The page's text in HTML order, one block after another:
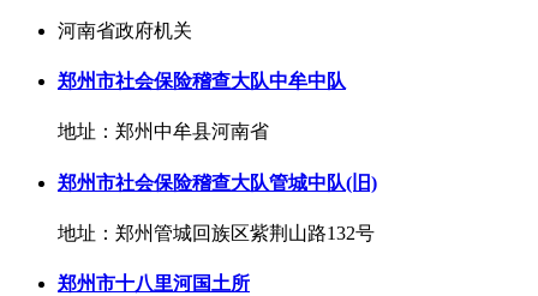
河南省政府机关
郑州市社会保险稽查大队中牟中队
地址：郑州中牟县河南省
郑州市社会保险稽查大队管城中队(旧)
地址：郑州管城回族区紫荆山路132号
郑州市十八里河国土所